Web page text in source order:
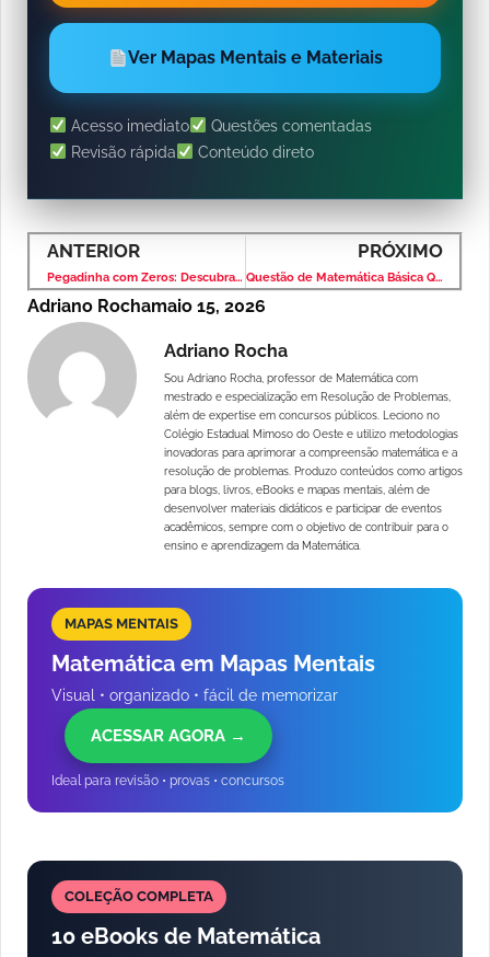
Ver Mapas Mentais e Materiais
Acesso imediato
Questões comentadas
Revisão rápida
Conteúdo direto
ANTERIOR
Pegadinha com Zeros: Descubra a Ordem do Algarismo 4 em 50.406
PRÓXIMO
Questão de Matemática Básica Que Confunde Pela Leitura
Adriano Rochamaio 15, 2026
Adriano Rocha
Sou Adriano Rocha, professor de Matemática com
mestrado e especialização em Resolução de Problemas,
além de expertise em concursos públicos. Leciono no
Colégio Estadual Mimoso do Oeste e utilizo metodologias
inovadoras para aprimorar a compreensão matemática e a
resolução de problemas. Produzo conteúdos como artigos
para blogs, livros, eBooks e mapas mentais, além de
desenvolver materiais didáticos e participar de eventos
acadêmicos, sempre com o objetivo de contribuir para o
ensino e aprendizagem da Matemática.
MAPAS MENTAIS
Matemática em Mapas Mentais
Visual • organizado • fácil de memorizar
ACESSAR AGORA →
Ideal para revisão • provas • concursos
COLEÇÃO COMPLETA
10 eBooks de Matemática